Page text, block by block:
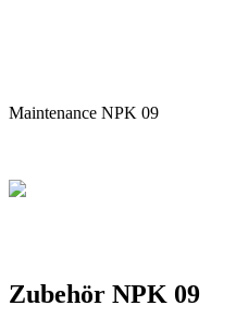
Maintenance NPK 09
Zubehör NPK 09